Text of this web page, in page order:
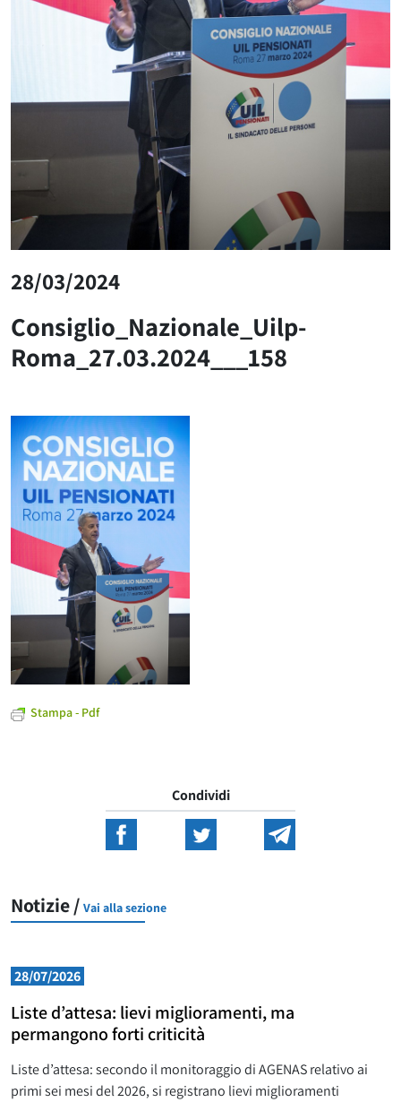
28/03/2024
Consiglio_Nazionale_Uilp-
Roma_27.03.2024___158
Stampa - Pdf
Condividi
Notizie / Vai alla sezione
28/07/2026
Liste d’attesa: lievi miglioramenti, ma
permangono forti criticità
Liste d’attesa: secondo il monitoraggio di AGENAS relativo ai
primi sei mesi del 2026, si registrano lievi miglioramenti